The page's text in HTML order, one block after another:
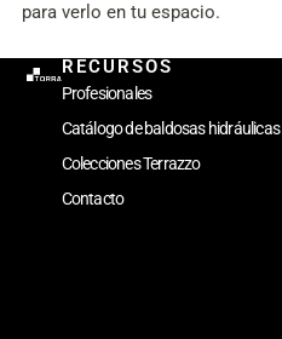
para verlo en tu espacio.
RECURSOS
Profesionales
Catálogo de baldosas hidráulicas
Colecciones Terrazzo
Contacto